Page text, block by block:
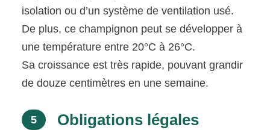
isolation ou d’un système de ventilation usé.
De plus, ce champignon peut se développer à
une température entre 20°C à 26°C.
Sa croissance est très rapide, pouvant grandir
de douze centimètres en une semaine.
5
Obligations légales